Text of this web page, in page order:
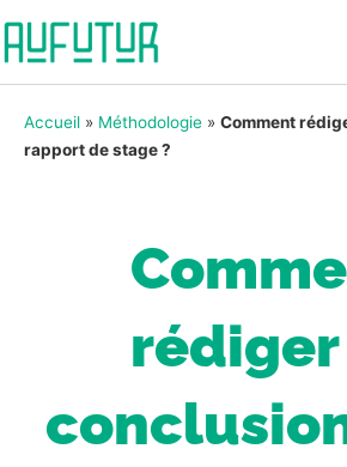
Accueil » Méthodologie » Comment
rapport de stage ?